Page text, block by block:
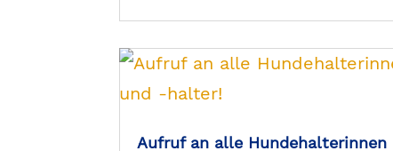
Aufruf an alle Hundehalterinnen